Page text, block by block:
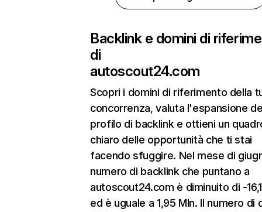
Backlink e domini di
di
autoscout24.com
Scopri i domini di riferimento della
concorrenza, valuta l'espansione
profilo di backlink e ottieni un
chiaro delle opportunità che ti stai
facendo sfuggire. Nel mese di
numero di backlink che puntano a
autoscout24.com è diminuito di -
ed è uguale a 1,95 Mln. Il numero di